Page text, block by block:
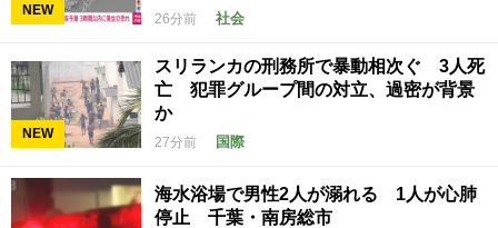
NEW
26分前 社会
NEW
スリランカの刑務所で暴動相次ぐ 3人死
亡 犯罪グループ間の対立、過密が背景
か
27分前 国際
海水浴場で男性2人が溺れる 1人が心肺
停止 千葉・南房総市